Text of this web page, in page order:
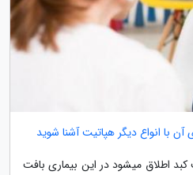
اطلاق میشود در این بیماری بافت